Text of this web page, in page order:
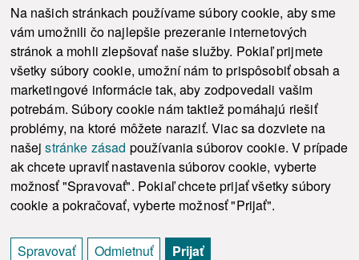
Na našich stránkach používame súbory cookie, aby sme
vám umožnili čo najlepšie prezeranie internetových
stránok a mohli zlepšovať naše služby. Pokiaľ prijmete
všetky súbory cookie, umožní nám to prispôsobiť obsah a
marketingové informácie tak, aby zodpovedali vašim
potrebám. Súbory cookie nám taktiež pomáhajú riešiť
problémy, na ktoré môžete naraziť. Viac sa dozviete na
našejstránke zásad používania súborov cookie. V prípade
ak chcete upraviť nastavenia súborov cookie, vyberte
možnosť "Spravovať". Pokiaľ chcete prijať všetky súbory
cookie a pokračovať, vyberte možnosť "Prijať".
Spravovať Odmietnuť Prijať
Odoslať
© 2021-2026 ku.sk. Všetky práva vyhradené. | Ochrana osobných údajov
Vyhlásenie o prístupnosti |
Admin
This site is protected by reCAPTCHA and the Google Privacy Policy and Terms of
Service
apply.